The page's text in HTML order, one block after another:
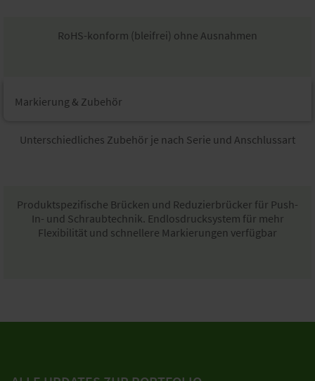
RoHS-konform (bleifrei) ohne Ausnahmen​
Markierung & Zubehör​
Unterschiedliches Zubehör je nach Serie und Anschlussart​
Produktspezifische Brücken und Reduzierbrücker für Push-
In- und Schraubtechnik. Endlosdrucksystem für mehr
Flexibilität und schnellere Markierungen verfügbar